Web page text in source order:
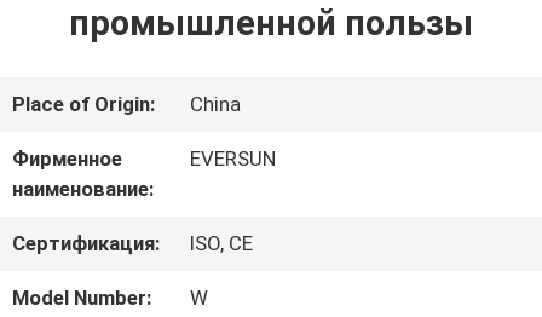
ШОУ
О
НАС
промышленной пользы
Place of Origin: China
Фирменное
наименование:
EVERSUN
Сертификация: ISO, CE
Model Number: W